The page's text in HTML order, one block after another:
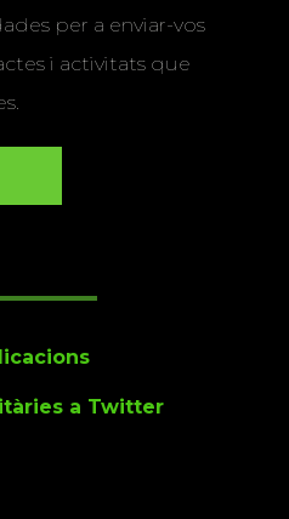
per a enviar-vos
i activitats que
a Twitter